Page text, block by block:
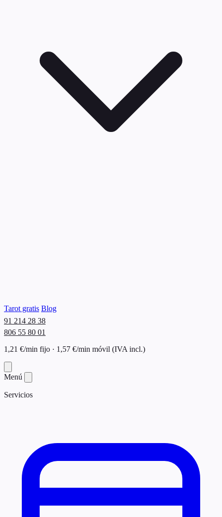
Tarot gratis Blog
91 214 28 38
806 55 80 01
1,21 €/min fijo · 1,57 €/min móvil (IVA incl.)
Menú
Servicios